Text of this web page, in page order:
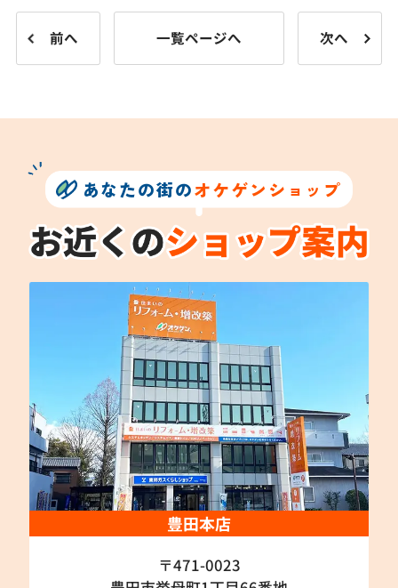
前へ 一覧ページへ 次へ
あなたの街のオケゲンショップ
豊田本店
〒471-0023